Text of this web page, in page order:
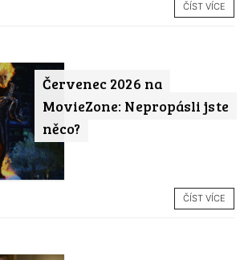
ČÍST VÍCE
Červenec 2026 na
MovieZone: Nepropásli jste
něco?
ČÍST VÍCE